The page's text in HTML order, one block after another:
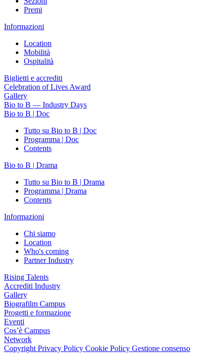
Premi
Informazioni
Location
Mobilità
Ospitalità
Biglietti e accrediti
Celebration of Lives Award
Gallery
Bio to B — Industry Days
Bio to B | Doc
Tutto su Bio to B | Doc
Programma | Doc
Contents
Bio to B | Drama
Tutto su Bio to B | Drama
Programma | Drama
Contents
Informazioni
Chi siamo
Location
Who's coming
Partner Industry
Rising Talents
Accrediti Industry
Gallery
Biografilm Campus
Progetti e formazione
Eventi
Cos’è Campus
Network
Copyright Privacy Policy Cookie Policy Gestione consenso